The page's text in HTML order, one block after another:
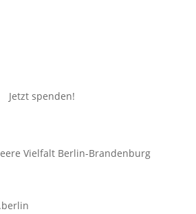
Jetzt spenden!
Vielfalt Berlin-Brandenburg